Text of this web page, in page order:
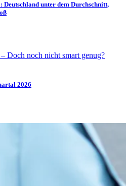
unter dem Durchschnitt,
2026